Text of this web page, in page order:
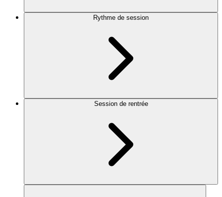
Rythme de session
Session de rentrée